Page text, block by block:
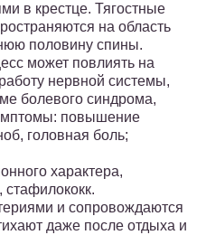
в крестце. Тягостные
на область
половину спины.
может повлиять на
нервной системы,
болевого синдрома,
повышение
головная боль;
характера,
стафилококк.
и сопровождаются
даже после отдыха и